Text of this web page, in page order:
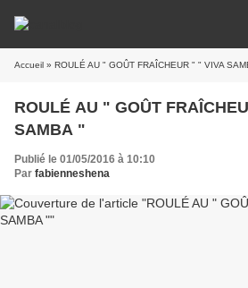
Accueil » ROULÉ AU " GOÛT FRAÎCHEUR " " VIVA
ROULÉ AU " GOÛT
SAMBA "
Publié le 01/05/2016 à 10:10
Par fabienneshena